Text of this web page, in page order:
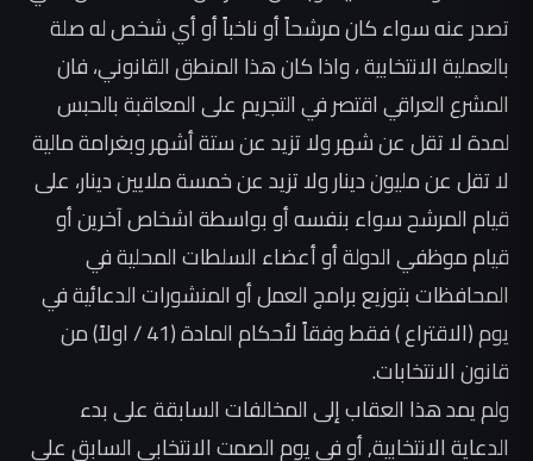
تصدر عنه سواء كان مرشحاً أو ناخباً أو أي شخص له صلة
بالعملية الانتخابية ، واذا كان هذا المنطق القانوني، فان
المشرع العراقي اقتصر في التجريم على المعاقبة بالحبس
لمدة لا تقل عن شهر ولا تزيد عن ستة أشهر وبغرامة مالية
لا تقل عن مليون دينار ولا تزيد عن خمسة ملايين دينار، على
قيام المرشح سواء بنفسه أو بواسطة اشخاص آخرين أو
قيام موظفي الدولة أو أعضاء السلطات المحلية في
المحافظات بتوزيع برامج العمل أو المنشورات الدعائية في
يوم (الاقتراع ) فقط وفقاً لأحكام المادة (41 / اولاً) من
قانون الانتخابات.
ولم يمد هذا العقاب إلى المخالفات السابقة على بدء
الدعاية الانتخابية, أو في يوم الصمت الانتخابي السابق على